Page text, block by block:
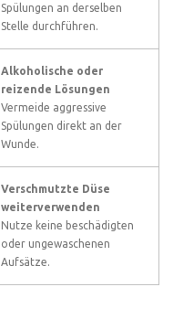
Spülungen an derselben
Stelle durchführen.
Alkoholische oder
reizende Lösungen
Vermeide aggressive
Spülungen direkt an der
Wunde.
Verschmutzte Düse
weiterverwenden
Nutze keine beschädigten
oder ungewaschenen
Aufsätze.